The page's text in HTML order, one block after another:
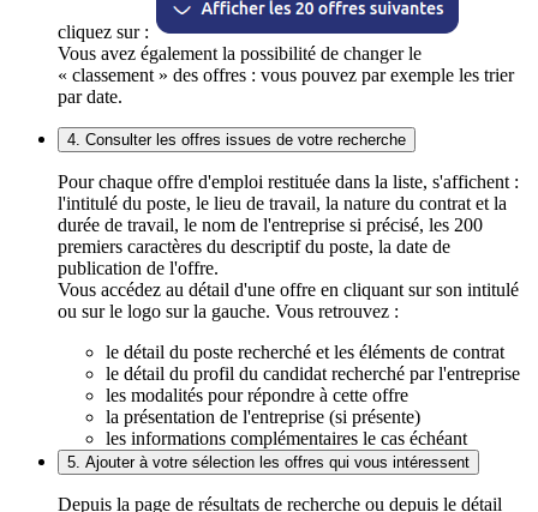
cliquez sur :
Vous avez également la possibilité de changer le
« classement » des offres : vous pouvez par exemple les trier
par date.
4. Consulter les offres issues de votre recherche
Pour chaque offre d'emploi restituée dans la liste, s'affichent :
l'intitulé du poste, le lieu de travail, la nature du contrat et la
durée de travail, le nom de l'entreprise si précisé, les 200
premiers caractères du descriptif du poste, la date de
publication de l'offre.
Vous accédez au détail d'une offre en cliquant sur son intitulé
ou sur le logo sur la gauche. Vous retrouvez :
le détail du poste recherché et les éléments de contrat
le détail du profil du candidat recherché par l'entreprise
les modalités pour répondre à cette offre
la présentation de l'entreprise (si présente)
les informations complémentaires le cas échéant
5. Ajouter à votre sélection les offres qui vous intéressent
Depuis la page de résultats de recherche ou depuis le détail